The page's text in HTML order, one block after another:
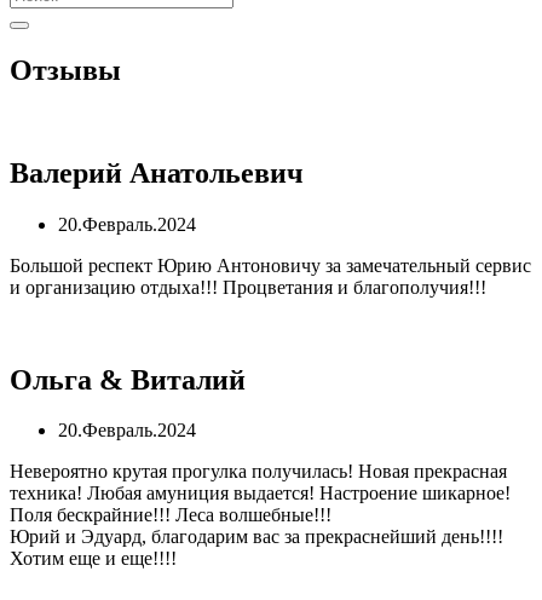
Отзывы
Валерий Анатольевич
20.Февраль.2024
Большой респект Юрию Антоновичу за замечательный сервис
и организацию отдыха!!! Процветания и благополучия!!!
Ольга & Виталий
20.Февраль.2024
Невероятно крутая прогулка получилась! Новая прекрасная
техника! Любая амуниция выдается! Настроение шикарное!
Поля бескрайние!!! Леса волшебные!!!
Юрий и Эдуард, благодарим вас за прекраснейший день!!!!
Хотим еще и еще!!!!